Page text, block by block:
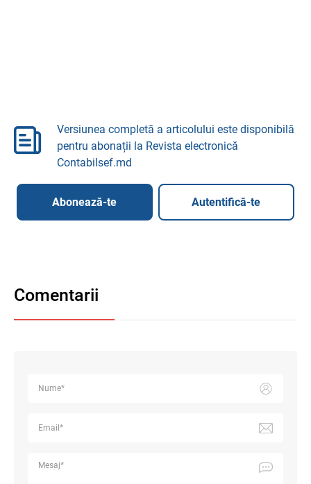
Versiunea completă a articolului este disponibilă
pentru abonații la Revista electronică
Contabilsef.md
Abonează-te Autentifică-te
Comentarii